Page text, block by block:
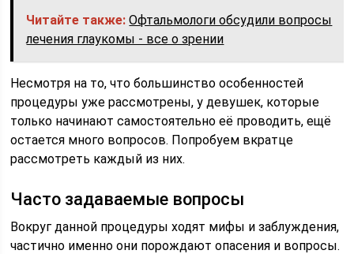
Читайте также: Офтальмологи обсудили вопросы
лечения глаукомы - все о зрении
Несмотря на то, что большинство особенностей
процедуры уже рассмотрены, у девушек, которые
только начинают самостоятельно её проводить, ещё
остается много вопросов. Попробуем вкратце
рассмотреть каждый из них.
Часто задаваемые вопросы
Вокруг данной процедуры ходят мифы и заблуждения,
частично именно они порождают опасения и вопросы.